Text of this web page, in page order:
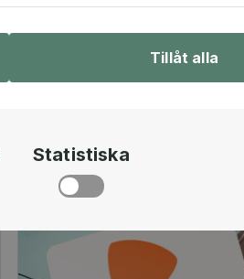
Tillåt alla
Statistiska